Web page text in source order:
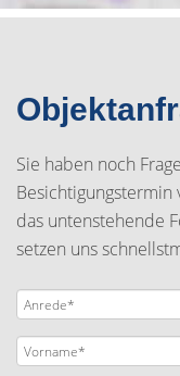
Sie haben noch
das untenstehende
setzen uns